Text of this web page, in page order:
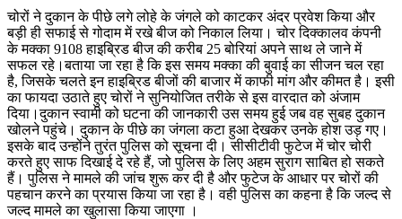
चोरों ने दुकान के पीछे लगे लोहे के जंगले को काटकर अंदर प्रवेश किया और
बड़ी ही सफाई से गोदाम में रखे बीज को निकाल लिया। चोर दिक्कालव कंपनी
के मक्का 9108 हाइब्रिड बीज की करीब 25 बोरियां अपने साथ ले जाने में
सफल रहे।बताया जा रहा है कि इस समय मक्का की बुवाई का सीजन चल रहा
है, जिसके चलते इन हाइब्रिड बीजों की बाजार में काफी मांग और कीमत है। इसी
का फायदा उठाते हुए चोरों ने सुनियोजित तरीके से इस वारदात को अंजाम
दिया।दुकान स्वामी को घटना की जानकारी उस समय हुई जब वह सुबह दुकान
खोलने पहुंचे। दुकान के पीछे का जंगला कटा हुआ देखकर उनके होश उड़ गए।
इसके बाद उन्होंने तुरंत पुलिस को सूचना दी। सीसीटीवी फुटेज में चोर चोरी
करते हुए साफ दिखाई दे रहे हैं, जो पुलिस के लिए अहम सुराग साबित हो सकते
हैं। पुलिस ने मामले की जांच शुरू कर दी है और फुटेज के आधार पर चोरों की
पहचान करने का प्रयास किया जा रहा है। वही पुलिस का कहना है कि जल्द से
जल्द मामले का खुलासा किया जाएगा ।